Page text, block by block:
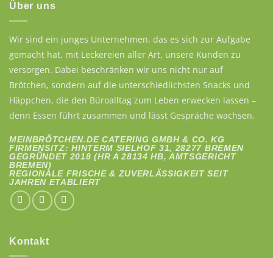
Über uns
Wir sind ein junges Unternehmen, das es sich zur Aufgabe
gemacht hat, mit Leckereien aller Art, unsere Kunden zu
versorgen. Dabei beschränken wir uns nicht nur auf
Brötchen, sondern auf die unterschiedlichsten Snacks und
Häppchen, die den Büroalltag zum Leben erwecken lassen –
denn Essen führt zusammen und lässt Gespräche wachsen.
MEINBRÖTCHEN.DE CATERING GMBH & CO. KG
FIRMENSITZ: HINTERM SIELHOF 31, 28277 BREMEN
GEGRÜNDET 2018 (HR A 28134 HB, AMTSGERICHT
BREMEN)
REGIONALE FRISCHE & ZUVERLÄSSIGKEIT SEIT
JAHREN ETABLIERT
Kontakt